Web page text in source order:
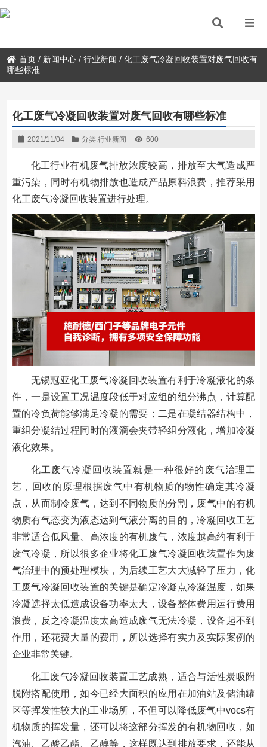
首页 / 新闻中心 /行业新闻 /化工废气冷凝回收装置对废气回收有
哪些标准
化工废气冷凝回收装置对废气回收有哪些标准
2021/11/04 分类:行业新闻 600
化工行业有机废气排放浓度较高，排放至大气造成严
重污染，同时有机物排放也造成产品原料浪费，推荐采用
化工废气冷凝回收装置进行处理。
无锡冠亚化工废气冷凝回收装置有利于冷凝液化的条
件，一是设置工况温度段低于对应组的组分沸点，计算配
置的冷负荷能够满足冷凝的需要；二是在凝结器结构中，
重组分凝结过程同时的液滴会夹带轻组分液化，增加冷凝
液化效果。
化工废气冷凝回收装置就是一种很好的废气治理工
艺，回收的原理根据废气中有机物质的物性确定其冷凝
点，从而制冷废气，达到不同物质的分割，废气中的有机
物质有气态变为液态达到气液分离的目的，冷凝回收工艺
非常适合低风量、高浓度的有机废气，浓度越高约有利于
废气冷凝，所以很多企业将化工废气冷凝回收装置作为废
气治理中的预处理模块，为后续工艺大大减轻了压力，化
工废气冷凝回收装置的关键是确定冷凝点冷凝温度，如果
冷凝选择太低造成设备功率太大，设备整体费用运行费用
浪费，反之冷凝温度太高造成废气无法冷凝，设备起不到
作用，还花费大量的费用，所以选择有实力及实际案例的
企业非常关键。
化工废气冷凝回收装置工艺成熟，适合与活性炭吸附
脱附搭配使用，如今已经大面积的应用在加油站及储油罐
区等挥发性较大的工业场所，不但可以降低废气中vocs有
机物质的挥发量，还可以将这部分挥发的有机物回收，如
汽油、乙酸乙酯、乙醇等，这样既达到排放要求，还能从